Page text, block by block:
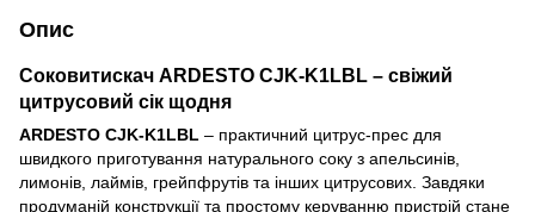
Опис
Соковитискач ARDESTO CJK-K1LBL – свіжий
цитрусовий сік щодня
ARDESTO CJK-K1LBL – практичний цитрус-прес для
швидкого приготування натурального соку з апельсинів,
лимонів, лаймів, грейпфрутів та інших цитрусових. Завдяки
продуманій конструкції та простому керуванню пристрій стане